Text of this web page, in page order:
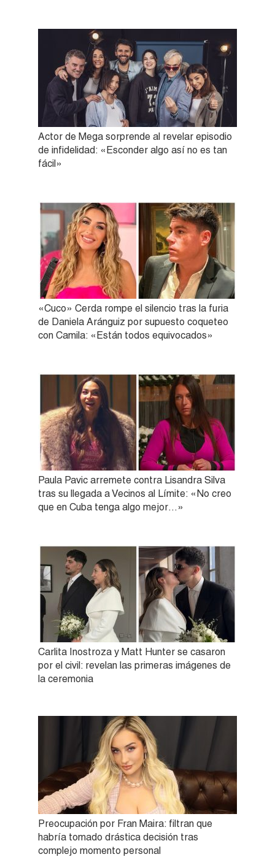
Actor de Mega sorprende al revelar episodio
de infidelidad: «Esconder algo así no es tan
fácil»
«Cuco» Cerda rompe el silencio tras la furia
de Daniela Aránguiz por supuesto coqueteo
con Camila: «Están todos equivocados»
Paula Pavic arremete contra Lisandra Silva
tras su llegada a Vecinos al Límite: «No creo
que en Cuba tenga algo mejor…»
Carlita Inostroza y Matt Hunter se casaron
por el civil: revelan las primeras imágenes de
la ceremonia
Preocupación por Fran Maira: filtran que
habría tomado drástica decisión tras
complejo momento personal